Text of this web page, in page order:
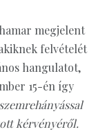
megjelent
felvételét
hangulatot,
15-én így
kérvényéről.